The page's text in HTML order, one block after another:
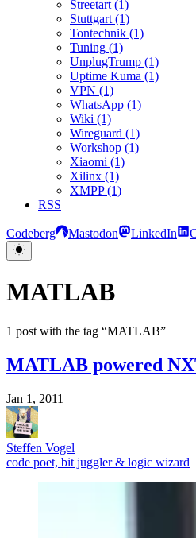
Streetart (1)
Stuttgart (1)
Tontechnik (1)
Tuning (1)
UnplugTrump (1)
Uptime Kuma (1)
VPN (1)
WhatsApp (1)
Wiki (1)
Wireguard (1)
Workshop (1)
Xiaomi (1)
Xilinx (1)
XMPP (1)
RSS
Codeberg Mastodon LinkedIn
MATLAB
1 post with the tag “MATLAB”
MATLAB powered
Jan 1, 2011
Steffen Vogel
code poet, bit juggler & logic wizard